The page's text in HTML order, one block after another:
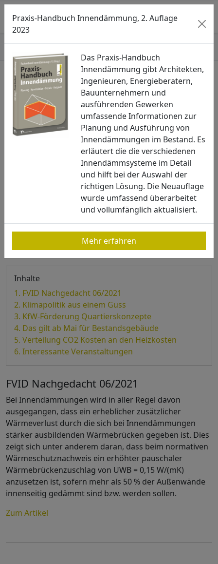
Start»Newsletter»III/2021
Newsletter
III/2021
Inhalte
FVID Nachgedacht 06/2021
Klimapolitik aus einem Guss
KfW-Förderung Quartierskonzepte
Das gilt ab Mai für Bestandsgebäude
Verteilung CO2 Kosten an den Heizkosten
Interessante Veranstaltungen
FVID Nachgedacht 06/2021
Bei Innendämmungen wird in aller Regel davon
ausgegangen, dass ein erheblicher zusätzlicher
Wärmeverlust durch die sich bei Innendämmungen
stärker ausbildenden Wärmebrücken gegeben ist. Dies
zeigt sich unter anderem daran, dass beim normativen
Wärmeschutznachweis ein erhöhter pauschaler
Wärmebrückenzuschlag von UWB = 0,15 W/(mK)
anzusetzen ist, sofern mehr als 50 % der Außenwände
innenseitig gedämmt sind bzw. werden sollen.
Zum Artikel
Seitenmenü öffnen
Praxis-Handbuch Innendämmung, 2. Auflage
2023
Das Praxis-Handbuch
Innendämmung gibt Architekten,
Ingenieuren, Energieberatern,
Bauunternehmern und
ausführenden Gewerken
umfassende Informationen zur
Planung und Ausführung von
Innendämmungen im Bestand. Es
erläutert die die verschiedenen
Innendämmsysteme im Detail
und hilft bei der Auswahl der
richtigen Lösung. Die Neuauflage
wurde umfassend überarbeitet
und vollumfänglich aktualisiert.
Mehr erfahren